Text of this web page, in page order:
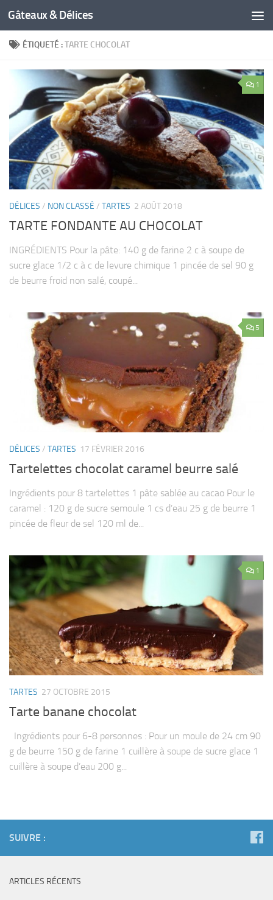
Gâteaux & Délices
ÉTIQUETÉ :TARTE CHOCOLAT
1
DÉLICES / NON CLASSÉ / TARTES 2 AOÛT 2018
TARTE FONDANTE AU CHOCOLAT
INGRÉDIENTS Pour la pâte: 140 g de farine 2 c à soupe de
sucre glace 1/2 c à c de levure chimique 1 pincée de sel 90 g
de beurre froid non salé, coupé...
5
DÉLICES / TARTES 17 FÉVRIER 2016
Tartelettes chocolat caramel beurre salé
Ingrédients pour 8 tartelettes 1 pâte sablée au cacao Pour le
caramel : 120 g de sucre semoule 1 cs d’eau 25 g de beurre 1
pincée de fleur de sel 120 ml de...
1
TARTES 27 OCTOBRE 2015
Tarte banane chocolat
Ingrédients pour 6-8 personnes : Pour un moule de 24 cm 90
g de beurre 150 g de farine 1 cuillère à soupe de sucre glace 1
cuillère à soupe d’eau 200 g...
SUIVRE :
ARTICLES RÉCENTS